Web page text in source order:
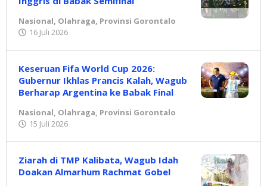
Nasional, Olahraga, Provinsi Gorontalo
16 Juli 2026
Keseruan Fifa World Cup 2026:
Gubernur Ikhlas Prancis Kalah, Wagub
Berharap Argentina ke Babak Final
Nasional, Olahraga, Provinsi Gorontalo
15 Juli 2026
Ziarah di TMP Kalibata, Wagub Idah
Doakan Almarhum Rachmat Gobel